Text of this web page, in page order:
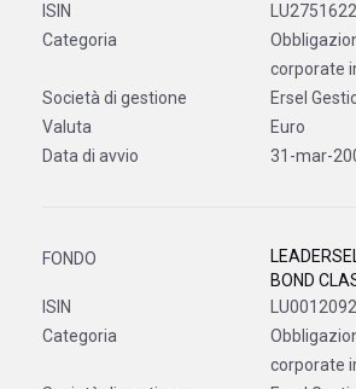
corporate
Ersel
Euro
31-mar-
BOND
corporate